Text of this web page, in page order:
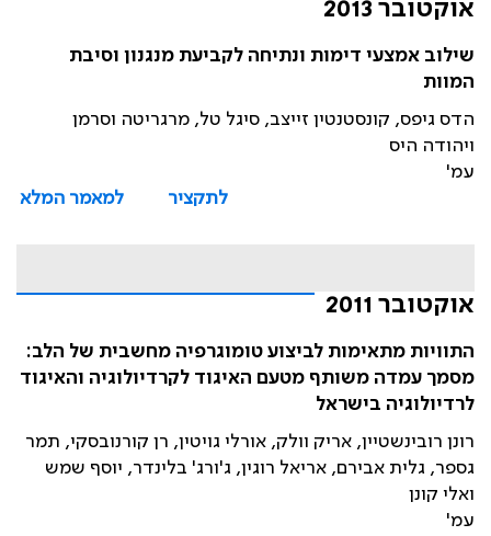
אוקטובר 2013
שילוב אמצעי דימות ונתיחה לקביעת מנגנון וסיבת
המוות
הדס גיפס, קונסטנטין זייצב, סיגל טל, מרגריטה וסרמן
ויהודה היס
עמ'
לתקציר
למאמר המלא
אוקטובר 2011
התוויות מתאימות לביצוע טומוגרפיה מחשבית של הלב:
מסמך עמדה משותף מטעם האיגוד לקרדיולוגיה והאיגוד
לרדיולוגיה בישראל
רונן רובינשטיין, אריק וולק, אורלי גויטין, רן קורנובסקי, תמר
גספר, גלית אבירם, אריאל רוגין, ג'ורג' בלינדר, יוסף שמש
ואלי קונן
עמ'